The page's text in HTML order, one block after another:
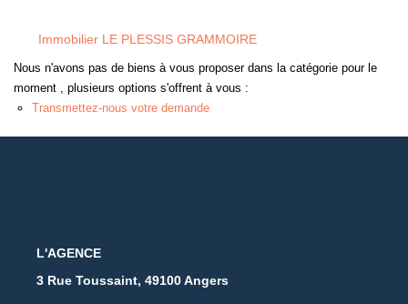
Immobilier LE PLESSIS GRAMMOIRE
Nous n'avons pas de biens à vous proposer dans la catégorie pour le
moment , plusieurs options s'offrent à vous :
Transmettez-nous votre demande
L'AGENCE
3 Rue Toussaint, 49100 Angers